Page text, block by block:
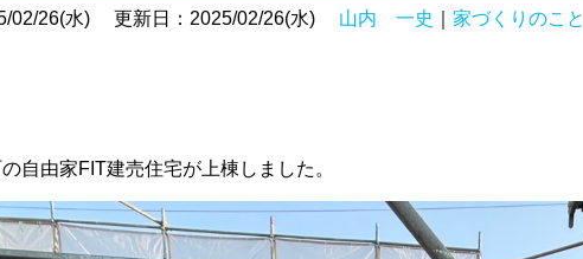
02/26(水) 更新日：2025/02/26(水) 山内 一史 家づくりのこと
自由家FIT建売住宅が上棟しました。